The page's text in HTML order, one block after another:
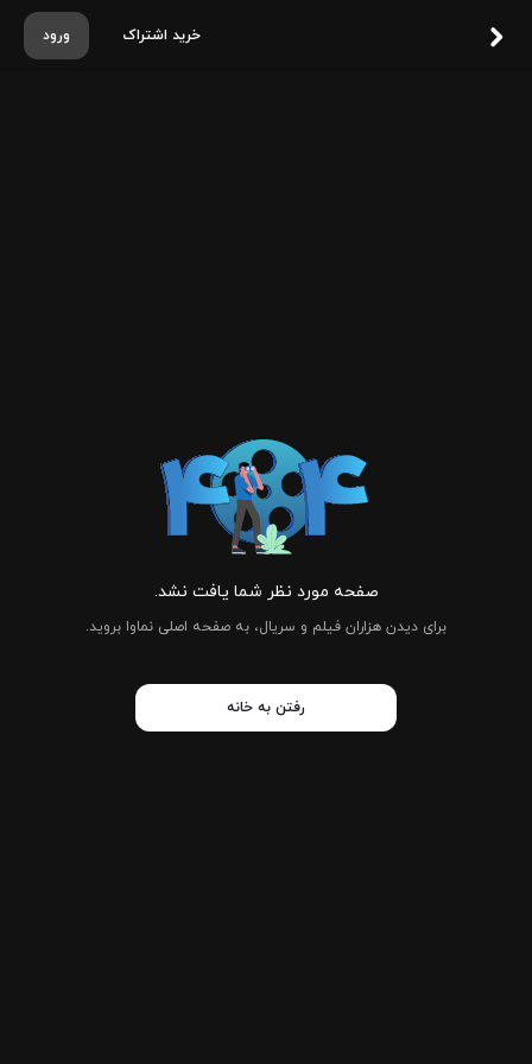
ورود خرید اشتراک
صفحه مورد نظر شما یافت نشد.
برای دیدن هزاران فیلم و سریال، به صفحه اصلی نماوا بروید.
رفتن به خانه